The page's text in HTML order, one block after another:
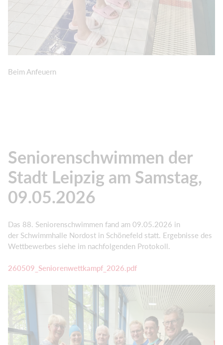
Beim Anfeuern
Seniorenschwimmen der
Stadt Leipzig am Samstag,
09.05.2026
Das 88. Seniorenschwimmen fand am 09.05.2026 in
der Schwimmhalle Nordost in Schönefeld statt. Ergebnisse des
Wettbewerbes siehe im nachfolgenden Protokoll.
260509_Seniorenwettkampf_2026.pdf